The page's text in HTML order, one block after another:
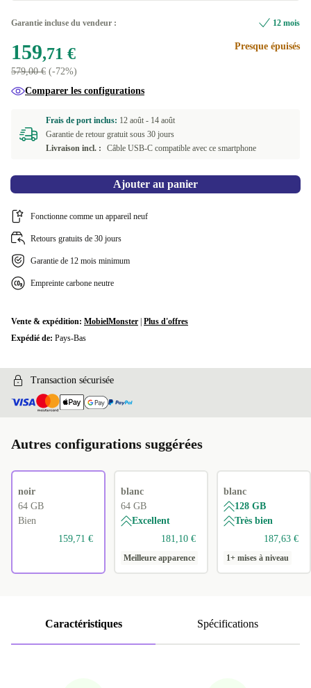
+78,29 €
violet +95,46 €
blanc
jaune
Garantie incluse du vendeur : 12 mois
159,71 €
579,00 € (-72%)
Presque épuisés
Comparer les configurations
Frais de port inclus: 12 août - 14 août
Garantie de retour gratuit sous 30 jours
Livraison incl. :
Câble USB-C compatible avec ce smartphone
Ajouter au panier
Fonctionne comme un appareil neuf
Retours gratuits de 30 jours
Garantie de 12 mois minimum
Empreinte carbone neutre
Vente & expédition: MobielMonster Plus d'offres
Expédié de: Pays-Bas
Transaction sécurisée
Autres configurations suggérées
noir
64 GB
Bien
159,71 €
blanc
64 GB
Excellent
181,10 €
Meilleure apparence
blanc
128 GB
Très bien
187,63 €
1+ mises à niveau
Caractéristiques Spécifications